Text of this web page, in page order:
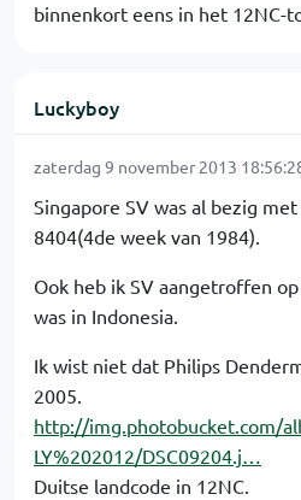
binnenkort eens in het 12NC-
Luckyboy
zaterdag 9 november 2013
Singapore SV was al bezig
8404(4de week van 1984).
Ook heb ik SV aangetroffen
was in Indonesia.
Ik wist niet dat Philips
2005.
http://img.photobucket.com/
LY%202012/DSC09204.j…
Duitse landcode in 12NC.